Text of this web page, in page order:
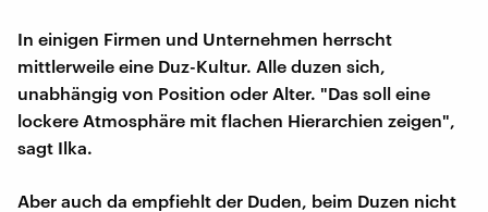
In einigen Firmen und Unternehmen herrscht
mittlerweile eine Duz-Kultur. Alle duzen sich,
unabhängig von Position oder Alter. "Das soll eine
lockere Atmosphäre mit flachen Hierarchien zeigen",
sagt Ilka.
Aber auch da empfiehlt der Duden, beim Duzen nicht